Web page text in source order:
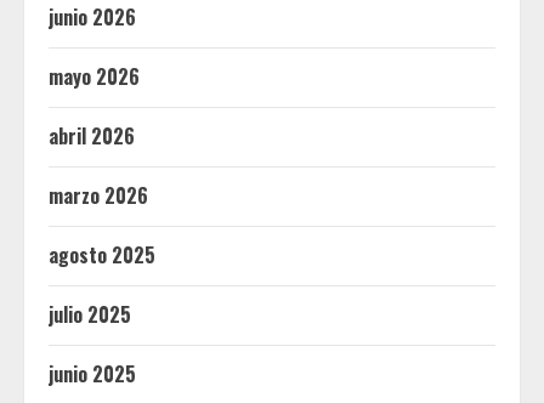
junio 2026
mayo 2026
abril 2026
marzo 2026
agosto 2025
julio 2025
junio 2025